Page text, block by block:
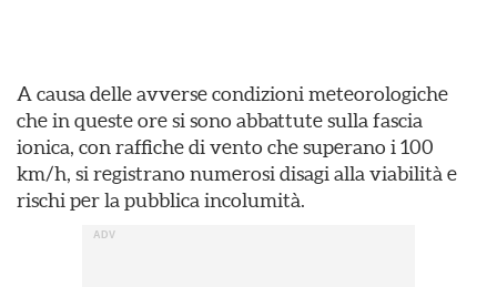
A causa delle avverse condizioni meteorologiche
che in queste ore si sono abbattute sulla fascia
ionica, con raffiche di vento che superano i 100
km/h, si registrano numerosi disagi alla viabilità e
rischi per la pubblica incolumità.